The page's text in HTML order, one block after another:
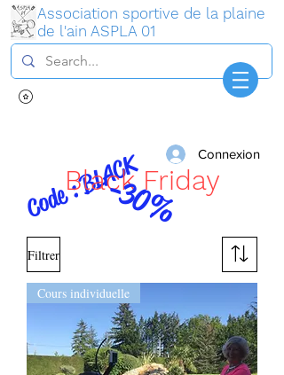
Association sportive de la plaine
de l'ain ASPLA 01
Connexion
Code : BLACK
Black Friday
-30%
Filtrer
Cours individuelle